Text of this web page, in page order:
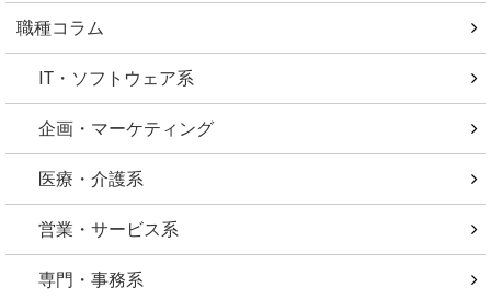
職種コラム
IT・ソフトウェア系
企画・マーケティング
医療・介護系
営業・サービス系
専門・事務系